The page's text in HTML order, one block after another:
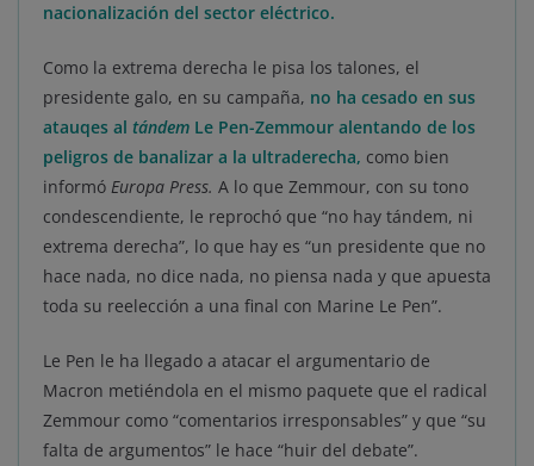
nacionalización del sector eléctrico.
Como la extrema derecha le pisa los talones, el
presidente galo, en su campaña, no ha cesado en sus
atauqes al tándem Le Pen-Zemmour alentando de los
peligros de banalizar a la ultraderecha, como bien
informó Europa Press. A lo que Zemmour, con su tono
condescendiente, le reprochó que “no hay tándem, ni
extrema derecha”, lo que hay es “un presidente que no
hace nada, no dice nada, no piensa nada y que apuesta
toda su reelección a una final con Marine Le Pen”.
Le Pen le ha llegado a atacar el argumentario de
Macron metiéndola en el mismo paquete que el radical
Zemmour como “comentarios irresponsables” y que “su
falta de argumentos” le hace “huir del debate”.